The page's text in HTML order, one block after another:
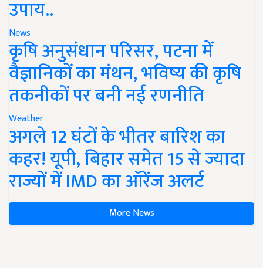
उपाय..
News
कृषि अनुसंधान परिसर, पटना में
वैज्ञानिकों का मंथन, भविष्य की कृषि
तकनीकों पर बनी नई रणनीति
Weather
अगले 12 घंटों के भीतर बारिश का
कहर! यूपी, बिहार समेत 15 से ज्यादा
राज्यों में IMD का ऑरेंज अलर्ट
More News